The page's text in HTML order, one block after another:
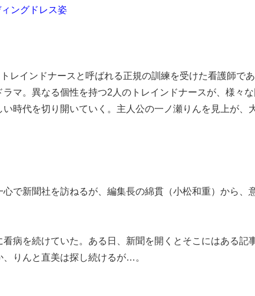
ィングドレス姿
レインドナースと呼ばれる正規の訓練を受けた看護師で
マ。異なる個性を持つ2人のトレインドナースが、様々
時代を切り開いていく。主人公の一ノ瀬りんを見上が、
で新聞社を訪ねるが、編集長の綿貫（小松和重）から、
病を続けていた。ある日、新聞を開くとそこにはある記
りんと直美は探し続けるが…。